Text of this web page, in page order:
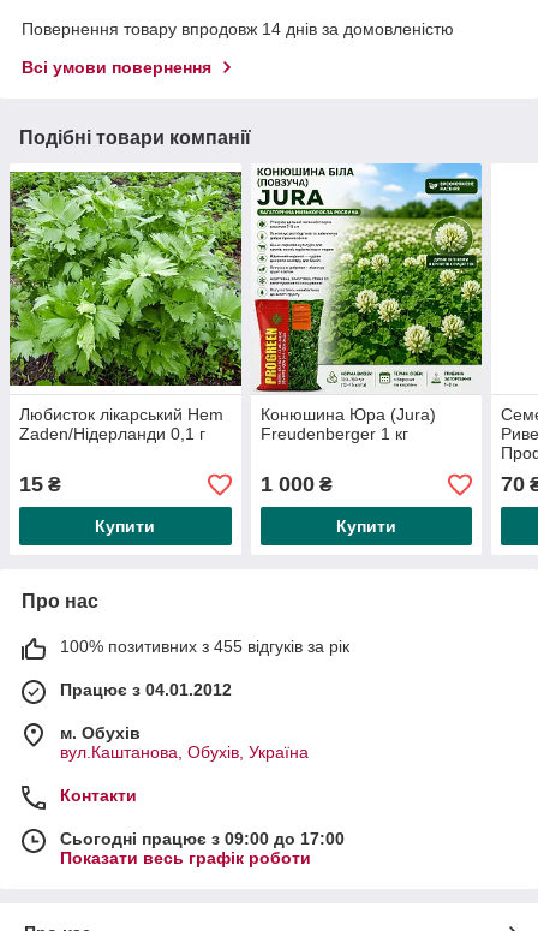
Повернення товару впродовж 14 днів за домовленістю
Всі умови повернення
Подібні товари компанії
Любисток лікарський Hem
Zaden/Нідерланди 0,1 г
15 ₴
Купити
Конюшина Юра (Jura)
Freudenberger 1 кг
1 000₴
Купити
70
Про нас
100% позитивних з 455 відгуків за рік
Працює з 04.01.2012
м. Обухів
вул.Каштанова, Обухів, Україна
Контакти
Сьогодні працює з 09:00 до 17:00
Показати весь графік роботи